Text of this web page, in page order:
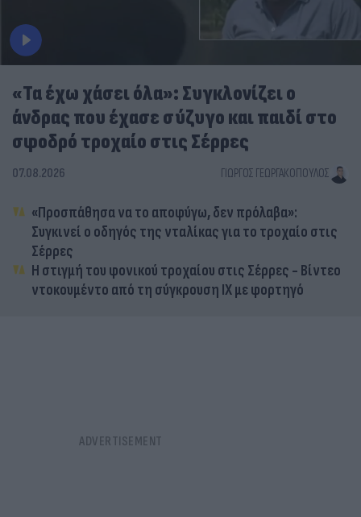
«Τα έχω χάσει όλα»: Συγκλονίζει ο
άνδρας που έχασε σύζυγο και παιδί στο
σφοδρό τροχαίο στις Σέρρες
07.08.2026 ΓΙΏΡΓΟΣ ΓΕΩΡΓΑΚΌΠΟΥΛΟΣ
«Προσπάθησα να το αποφύγω, δεν πρόλαβα»:
Συγκινεί ο οδηγός της νταλίκας για το τροχαίο στις
Σέρρες
Η στιγμή του φονικού τροχαίου στις Σέρρες - Βίντεο
ντοκουμέντο από τη σύγκρουση ΙΧ με φορτηγό